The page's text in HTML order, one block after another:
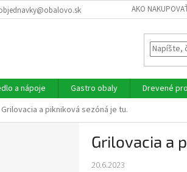
AKO
a nápoje Gastro obaly Drevené
Grilovacia a pikniková sezóná je tu.
Grilovacia a
20.6.2023